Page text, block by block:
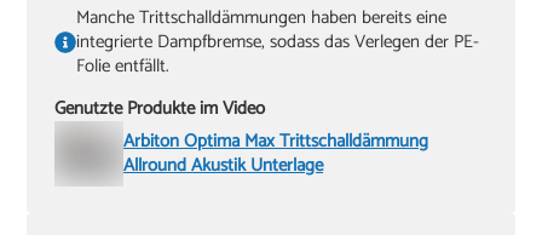
Manche Trittschalldämmungen haben bereits eine
integrierte Dampfbremse, sodass das Verlegen der PE-
Folie entfällt.
Genutzte Produkte im Video
Arbiton Optima Max Trittschalldämmung
Allround Akustik Unterlage